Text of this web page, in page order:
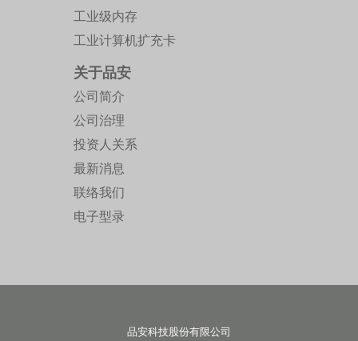
工业级内存
工业计算机扩充卡
关于品安
公司简介
公司治理
投资人关系
最新消息
联络我们
电子型录
品安科技股份有限公司